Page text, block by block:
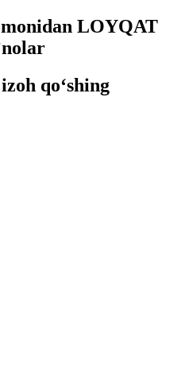
LOYQAT
qo‘shing